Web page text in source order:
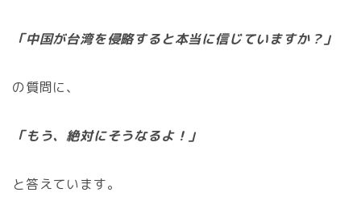
「中国が台湾を侵略すると本当に信じていますか？」
の質問に、
「もう、絶対にそうなるよ！」
と答えています。